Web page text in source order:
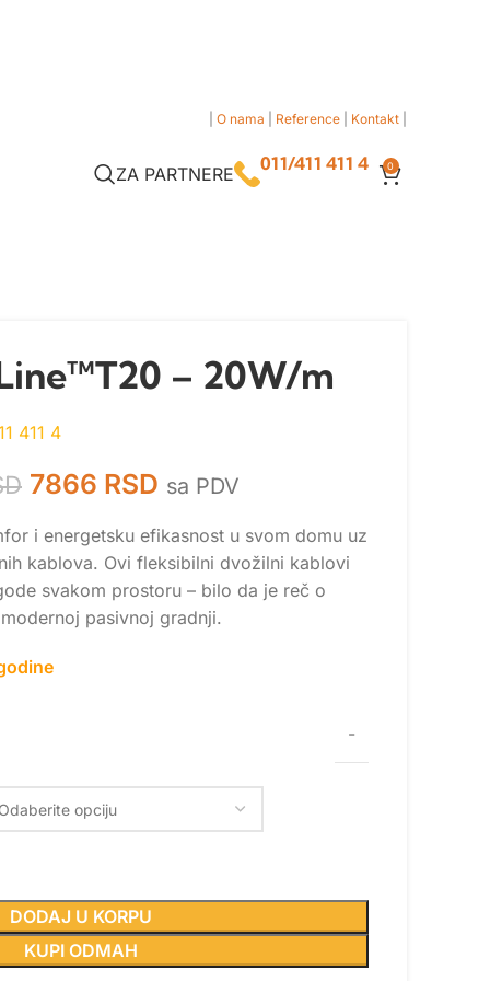
O nama Reference Kontakt
ZA PARTNERE 011/411 411 4 0
– 20W/m
411 4
7866 RSD sa PDV
i energetsku efikasnost u svom domu uz
kablova. Ovi fleksibilni dvožilni kablovi
svakom prostoru – bilo da je reč o
pasivnoj gradnji.
-
DODAJ U KORPU
KUPI ODMAH